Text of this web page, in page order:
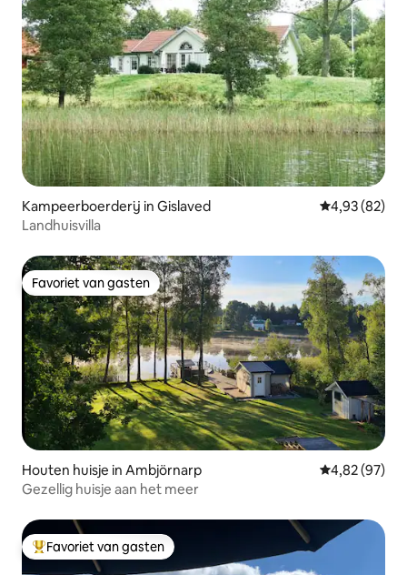
Kampeerboerderij in Gislaved Gemiddelde
4,93 (82)
Landhuisvilla
Favoriet van gasten
Favoriet van gasten
Houten huisje in Ambjörnarp Gemiddelde
4,82 (97)
Gezellig huisje aan het meer
Topfavoriet van gasten
Favoriet van gasten